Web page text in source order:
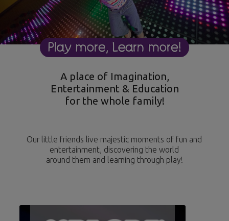
A place of Imagination,
Entertainment & Education
for the whole family!
Our little friends live majestic moments of fun and
entertainment, discovering the world
around them and learning through play!